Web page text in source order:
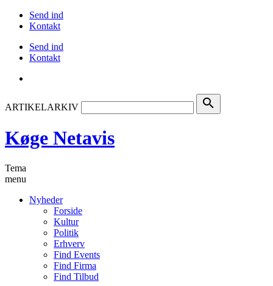
Send ind
Kontakt
Send ind
Kontakt
ARTIKELARKIV search
Køge Netavis
Tema
menu
Nyheder
Forside
Kultur
Politik
Erhverv
Find Events
Find Firma
Find Tilbud